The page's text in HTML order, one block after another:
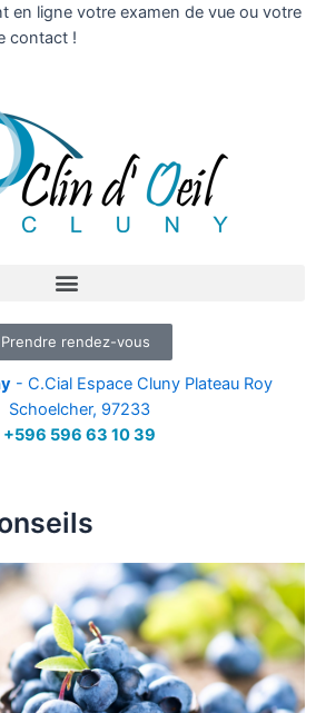
en ligne votre examen de vue ou votre
contact !
Prendre rendez-vous
- C.Cial Espace Cluny Plateau Roy
Schoelcher, 97233
+596 596 63 10 39